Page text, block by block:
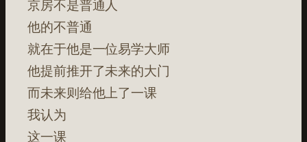
京房不是普通人
他的不普通
就在于他是一位易学大师
他提前推开了未来的大门
而未来则给他上了一课
我认为
这一课